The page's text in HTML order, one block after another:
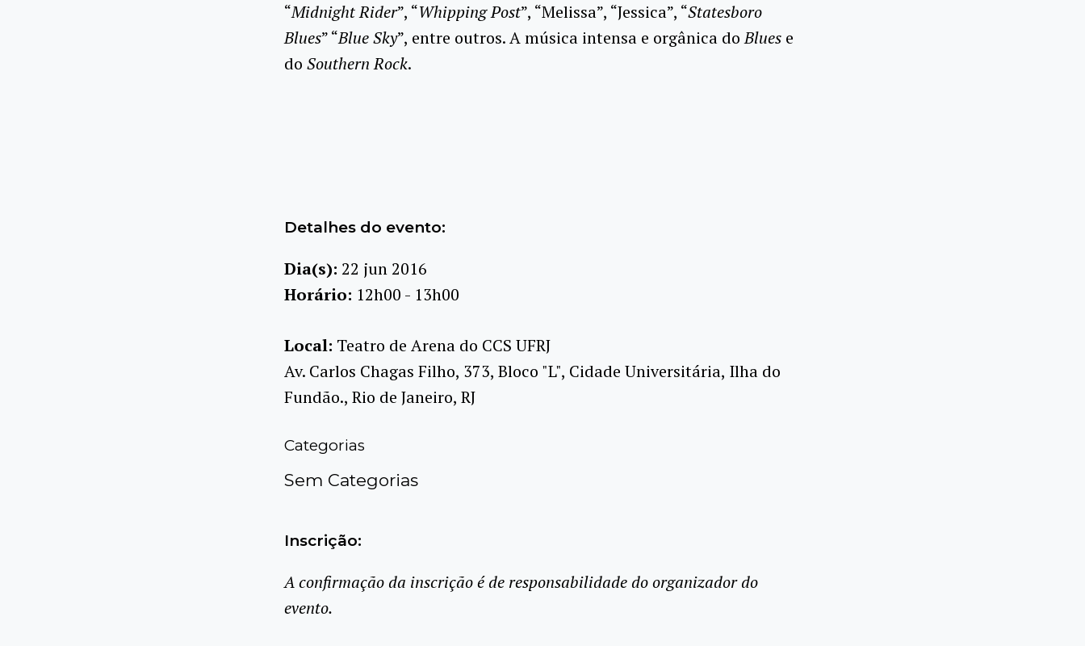
“Midnight Rider”, “Whipping Post”, “Melissa”, “Jessica”, “Statesboro
Blues” “Blue Sky”, entre outros. A música intensa e orgânica doBlues e
do Southern Rock.
Detalhes do evento:
Dia(s): 22 jun 2016
Horário: 12h00 - 13h00
Local: Teatro de Arena do CCS UFRJ
Av. Carlos Chagas Filho, 373, Bloco "L", Cidade Universitária, Ilha do
Fundão., Rio de Janeiro, RJ
Categorias
Sem Categorias
Inscrição:
A confirmação da inscrição é de responsabilidade do organizador do
evento.